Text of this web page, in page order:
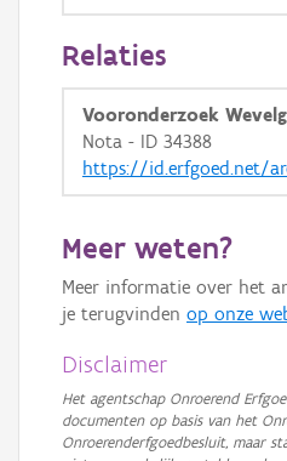
Relaties
Vooronderzoek
Nota - ID 34388
https://id.erfgoed.net/
Meer weten?
Meer informatie over het
je terugvinden op onze
Disclaimer
Het agentschap Onroerend
documenten op basis van het
Onroerenderfgoedbesluit, maar